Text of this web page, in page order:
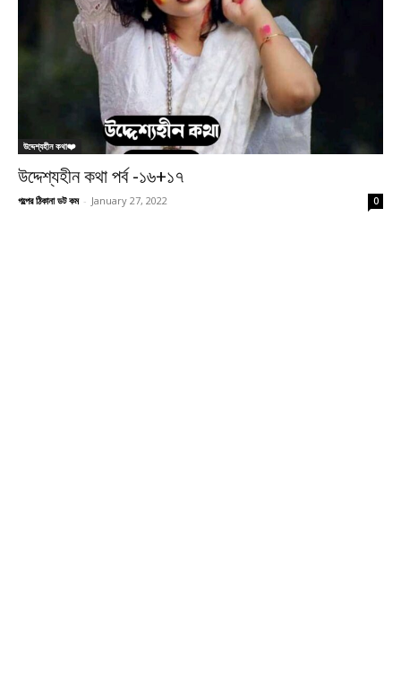
উদ্দেশ্যহীন কথা❤️
উদ্দেশ্যহীন কথা পর্ব -১৬+১৭
গল্পের ঠিকানা ডট কম - January 27, 2022 0